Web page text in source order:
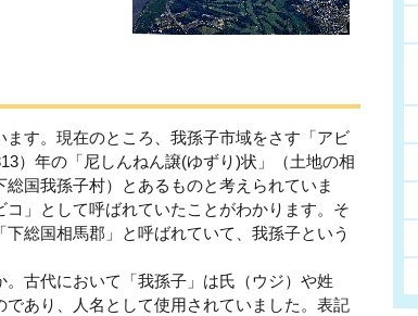
ます。現在のところ、我孫子市域をさす「アビ
）年の「尼しんねん譲(ゆずり)状」（土地の相
国我孫子村）とあるものと考えられていま
」として呼ばれていたことがわかります。そ
総国相馬郡」と呼ばれていて、我孫子という
古代において「我孫子」は氏（ウジ）や姓
であり、人名として使用されていました。表記